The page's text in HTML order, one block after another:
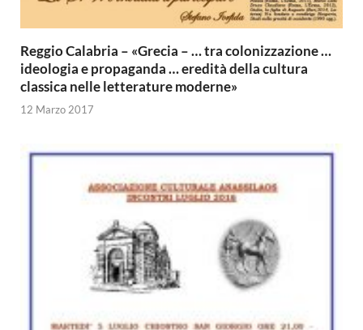
Reggio Calabria – «Grecia – … tra colonizzazione …
ideologia e propaganda … eredità della cultura
classica nelle letterature moderne»
12 Marzo 2017